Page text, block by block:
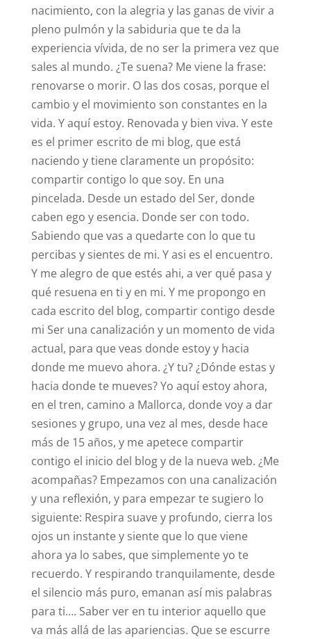
nacimiento, con la alegria y las ganas de vivir a
pleno pulmón y la sabiduria que te da la
experiencia vívida, de no ser la primera vez que
sales al mundo. ¿Te suena? Me viene la frase:
renovarse o morir. O las dos cosas, porque el
cambio y el movimiento son constantes en la
vida. Y aquí estoy. Renovada y bien viva. Y este
es el primer escrito de mi blog, que está
naciendo y tiene claramente un propósito:
compartir contigo lo que soy. En una
pincelada. Desde un estado del Ser, donde
caben ego y esencia. Donde ser con todo.
Sabiendo que vas a quedarte con lo que tu
percibas y sientes de mi. Y asi es el encuentro.
Y me alegro de que estés ahi, a ver qué pasa y
qué resuena en ti y en mi. Y me propongo en
cada escrito del blog, compartir contigo desde
mi Ser una canalización y un momento de vida
actual, para que veas donde estoy y hacia
donde me muevo ahora. ¿Y tu? ¿Dónde estas y
hacia donde te mueves? Yo aquí estoy ahora,
en el tren, camino a Mallorca, donde voy a dar
sesiones y grupo, una vez al mes, desde hace
más de 15 años, y me apetece compartir
contigo el inicio del blog y de la nueva web. ¿Me
acompañas? Empezamos con una canalización
y una reflexión, y para empezar te sugiero lo
siguiente: Respira suave y profundo, cierra los
ojos un instante y siente que lo que viene
ahora ya lo sabes, que simplemente yo te
recuerdo. Y respirando tranquilamente, desde
el silencio más puro, emanan así mis palabras
para ti…. Saber ver en tu interior aquello que
va más allá de las apariencias. Que se escurre